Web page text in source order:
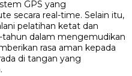
GPS yang
secara real-time. Selain itu,
pelatihan ketat dan
dalam mengemudikan
rasa aman kepada
di tangan yang